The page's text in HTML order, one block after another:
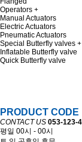
Operators
Manual Actuators
Electric Actuators
Pneumatic Actuators
Special Butterfly valves
Inflatable Butterfly valve
Quick Butterfly valve
PRODUCT CODE
CONTACT US 053-123-
평일 00시 - 00시